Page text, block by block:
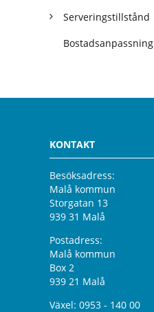
Serveringstillstånd
Bostadsanpassning
KONTAKT
Besöksadress:
Malå kommun
Storgatan 13
939 31 Malå
Postadress:
Malå kommun
Box 2
939 21 Malå
Växel: 0953 - 140 00